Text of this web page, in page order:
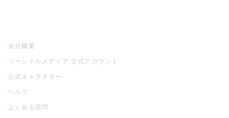
会社概要
ソーシャルメディア 公式アカウント
公式キャラクター
ヘルプ
よくある質問